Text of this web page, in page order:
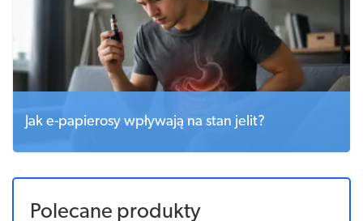
Jak e-papierosy wpływają na stan jelit?
Polecane produkty